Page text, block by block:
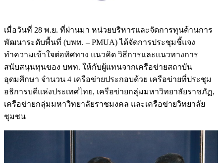
เมื่อวันที่ 28 พ.ย. ที่ผ่านมา หน่วยบริหารและจัดการทุนด้านการ
พัฒนาระดับพื้นที่ (บพท. – PMUA) ได้จัดการประชุมชี้แจง
ทำความเข้าใจต่อทิศทาง แนวคิด วิธีการและแนวทางการ
สนับสนุนทุนของ บพท. ให้กับผู้แทนจากเครือข่ายสถาบัน
อุดมศึกษา จำนวน 4 เครือข่ายประกอบด้วย เครือข่ายที่ประชุม
อธิการบดีแห่งประเทศไทย, เครือข่ายกลุ่มมหาวิทยาลัยราชภัฏ,
เครือข่ายกลุ่มมหาวิทยาลัยราชมงคล และเครือข่ายวิทยาลัย
ชุมชน